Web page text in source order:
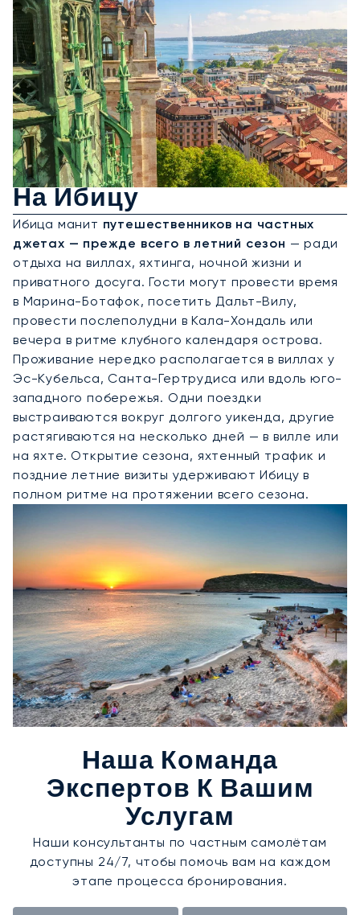
Аренда Частного Джета
На Ибицу
Ибица манит путешественников на частных
джетах — прежде всего в летний сезон — ради
отдыха на виллах, яхтинга, ночной жизни и
приватного досуга. Гости могут провести время
в Марина-Ботафок, посетить Дальт-Вилу,
провести послеполудни в Кала-Хондаль или
вечера в ритме клубного календаря острова.
Проживание нередко располагается в виллах у
Эс-Кубельса, Санта-Гертрудиса или вдоль юго-
западного побережья. Одни поездки
выстраиваются вокруг долгого уикенда, другие
растягиваются на несколько дней — в вилле или
на яхте. Открытие сезона, яхтенный трафик и
поздние летние визиты удерживают Ибицу в
полном ритме на протяжении всего сезона.
Наша Команда
Экспертов К Вашим
Услугам
Наши консультанты по частным самолётам
доступны 24/7, чтобы помочь вам на каждом
этапе процесса бронирования.